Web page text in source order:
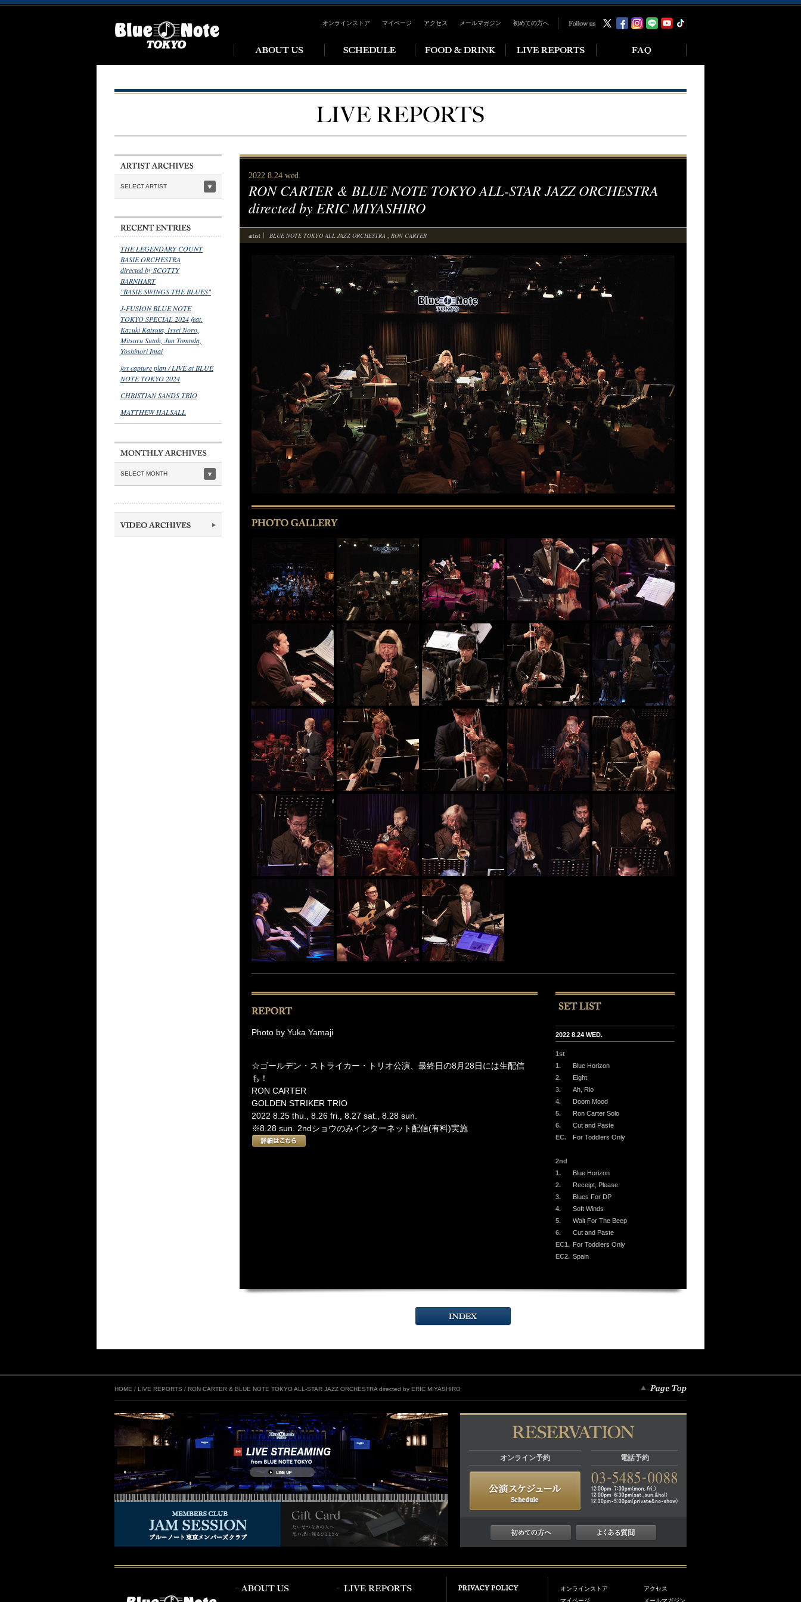
オンラインストア マイページ アクセス メールマガジン 初めての方へ
SELECT ARTIST
THE LEGENDARY COUNT
BASIE ORCHESTRA
directed by SCOTTY
BARNHART
"BASIE SWINGS THE BLUES"
J-FUSION BLUE NOTE
TOKYO SPECIAL 2024 feat.
Kazuki Katsuta, Issei Noro,
Mitsuru Sutoh, Jun Tomoda,
Yoshinori Imai
fox capture plan / LIVE at BLUE
NOTE TOKYO 2024
CHRISTIAN SANDS TRIO
MATTHEW HALSALL
SELECT MONTH
2022 8.24 wed.
RON CARTER & BLUE NOTE TOKYO ALL-STAR JAZZ ORCHESTRA
directed by ERIC MIYASHIRO
artist BLUE NOTE TOKYO ALL JAZZ ORCHESTRA RON CARTER
Photo by Yuka Yamaji
☆ゴールデン・ストライカー・トリオ公演、最終日の8月28日には生配信
も！
RON CARTER
GOLDEN STRIKER TRIO
2022 8.25 thu., 8.26 fri., 8.27 sat., 8.28 sun.
※8.28 sun. 2ndショウのみインターネット配信(有料)実施
2022 8.24 WED.
1st
1.
Blue Horizon
2.
Eight
3.
Ah, Rio
4.
Doom Mood
5.
Ron Carter Solo
6.
Cut and Paste
EC.
For Toddlers Only
2nd
1.
Blue Horizon
2.
Receipt, Please
3.
Blues For DP
4.
Soft Winds
5.
Wait For The Beep
6.
Cut and Paste
EC1. For Toddlers Only
EC2. Spain
HOME / LIVE REPORTS / RON CARTER & BLUE NOTE TOKYO ALL-STAR JAZZ ORCHESTRA directed by ERIC MIYASHIRO
オンライン予約 電話予約
オンラインストア
マイページ
アクセス
メールマガジン